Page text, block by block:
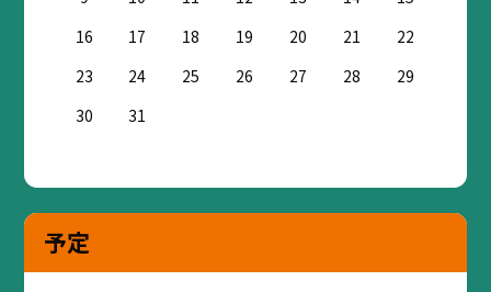
16
17 18 19 20 21
22
23
24 25 26 27 28
29
30
31
予定